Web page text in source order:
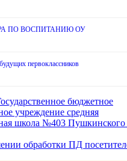
ПО ВОСПИТАНИЮ ОУ
первоклассников
бюджетное
учреждение средняя
школа №403 Пушкинского
обработки ПД